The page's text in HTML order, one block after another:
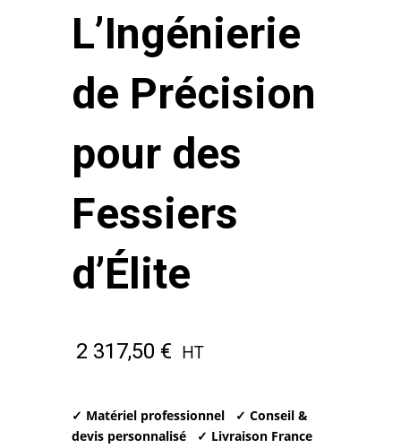
L’Ingénierie
de Précision
pour des
Fessiers
d’Élite
2 317,50 € HT
✓ Matériel professionnel
✓ Conseil &
devis personnalisé
✓ Livraison France